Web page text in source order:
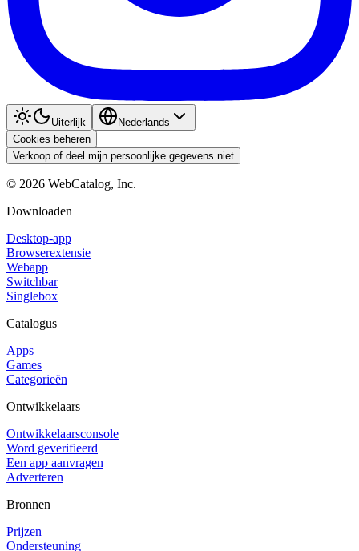
Uiterlijk
Nederlands
Cookies beheren
Verkoop of deel mijn persoonlijke gegevens niet
© 2026 WebCatalog, Inc.
Downloaden
Desktop-app
Browserextensie
Webapp
Switchbar
Singlebox
Catalogus
Apps
Games
Categorieën
Ontwikkelaars
Ontwikkelaarsconsole
Word geverifieerd
Een app aanvragen
Adverteren
Bronnen
Prijzen
Ondersteuning